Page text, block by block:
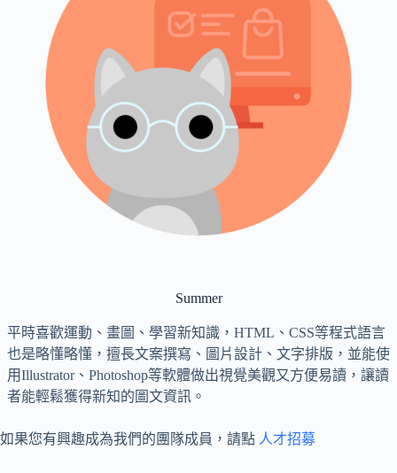
Summer
平時喜歡運動、畫圖、學習新知識，HTML、CSS等程式語言
也是略懂略懂，擅長文案撰寫、圖片設計、文字排版，並能使
用Illustrator、Photoshop等軟體做出視覺美觀又方便易讀，讓讀
者能輕鬆獲得新知的圖文資訊。
如果您有興趣成為我們的團隊成員，請點 人才招募